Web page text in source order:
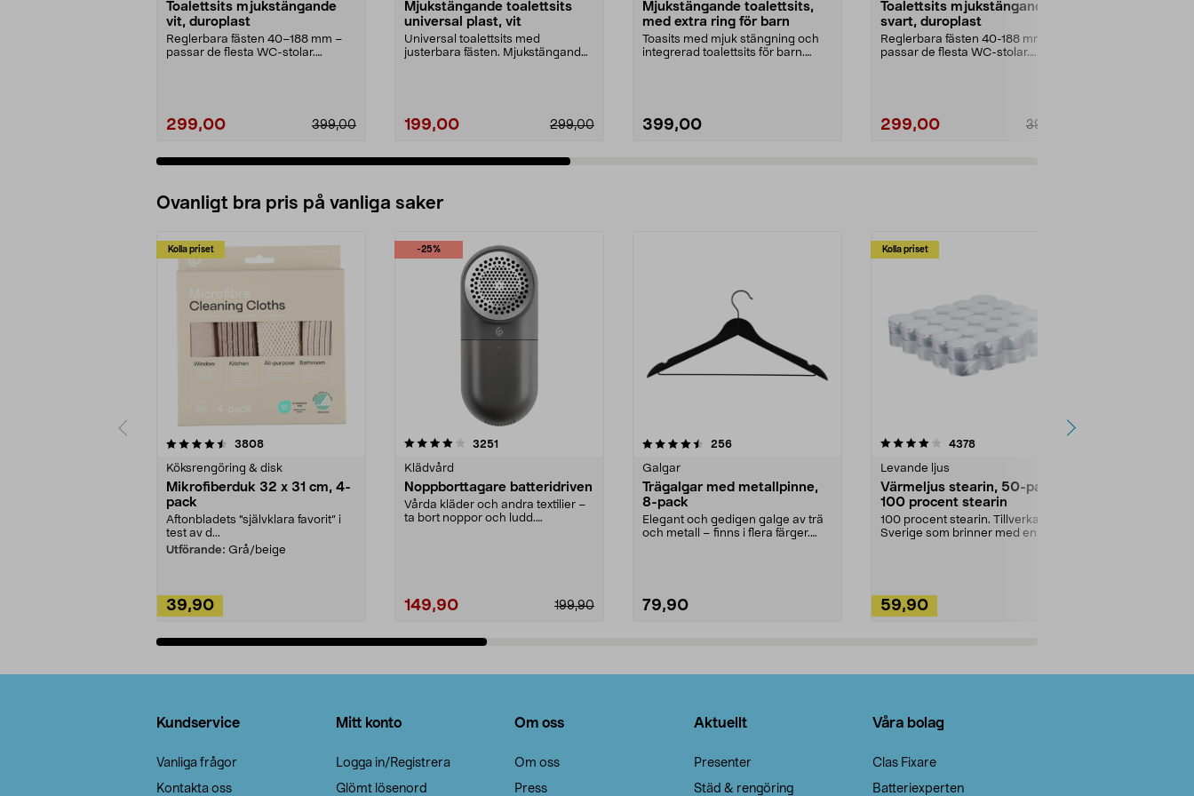
Toalettsits mjukstängande
vit, duroplast
Reglerbara fästen 40–188 mm –
passar de flesta WC-stolar.
299,00 399,00
Mjukstängande toalettsits
universal plast, vit
Universal toalettsits med
justerbara fästen. Mjukstängande
199,00 299,00
Mjukstängande toalettsits,
med extra ring för barn
Toasits med mjuk stängning och
integrerad toalettsits för barn.
399,00
Toalettsits mjukstängande
svart, duroplast
Reglerbara fästen 40-188 mm –
passar de flesta WC-stolar.
299,00 399,00
Ovanligt bra pris på vanliga saker
Kolla priset
3808recensioner
Köksrengöring & disk
Mikrofiberduk 32 x 31 cm, 4-
pack
Aftonbladets "självklara favorit” i
test av d...
Utförande: Grå/beige
39,90
-25%
4.0av 5 stjärnor 3251
Klädvård
Noppborttagare batteridriven
Vårda kläder och andra textilier –
ta bort noppor och ludd.
199,90
149,90
4.5av 5 stjärnor 256recensioner
Galgar
Trägalgar med metallpinne,
8-pack
Elegant och gedigen galge av trä
och metall – finns i flera färger.
79,90
Kolla priset
4.0av 5 stjärnor 4378recensioner
Levande ljus
Värmeljus stearin, 50-pack,
100 procent stearin
100 procent stearin. Tillverkade i
Sverige som brinner med en
59,90
4.5av 5 stjärnor
Kundservice
Vanliga frågor
Kontakta oss
Mitt konto
Logga in/Registrera
Glömt lösenord
Om oss
Om oss
Press
Aktuellt
Presenter
Städ & rengöring
Våra bolag
Clas Fixare
Batteriexperten